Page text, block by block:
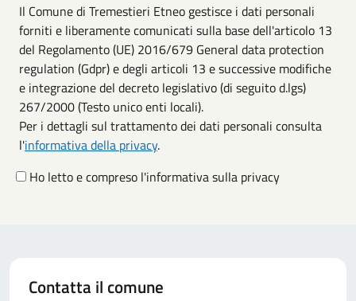
Il Comune di Tremestieri Etneo gestisce i dati personali
forniti e liberamente comunicati sulla base dell'articolo 13
del Regolamento (UE) 2016/679 General data protection
regulation (Gdpr) e degli articoli 13 e successive modifiche
e integrazione del decreto legislativo (di seguito d.lgs)
267/2000 (Testo unico enti locali).
Per i dettagli sul trattamento dei dati personali consulta
l'informativa della privacy.
Ho letto e compreso l'informativa sulla privacy
Contatta il comune